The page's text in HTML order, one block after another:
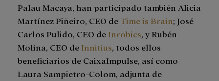
Palau Macaya, han participado también Alicia
Martínez Piñeiro, CEO de Time is Brain; José
Carlos Pulido, CEO de Inrobics, y Rubén
Molina, CEO de Innitius, todos ellos
beneficiarios de CaixaImpulse, así como
Laura Sampietro-Colom, adjunta de